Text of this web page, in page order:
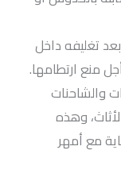
تغليفه داخل
منع ارتطامها.
والشاحنات
وهذه
مع أمهر